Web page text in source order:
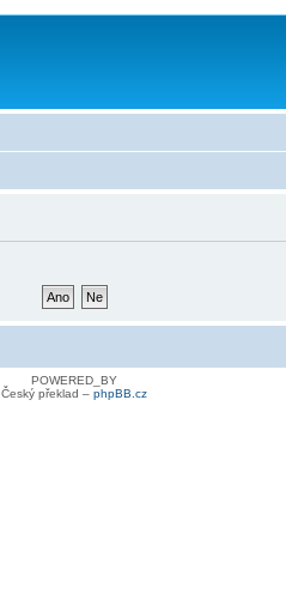
POWERED_BY
Český překlad – phpBB.cz